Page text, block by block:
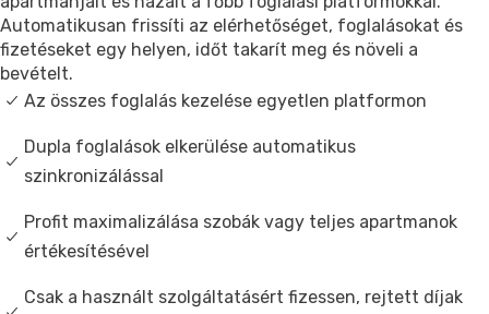
Kapcsolat
Támogatás
Automatikusan frissíti az elérhetőséget, foglalásokat és
fizetéseket egy helyen, időt takarít meg és növeli a
bevételt.
Az összes foglalás kezelése egyetlen platformon
Dupla foglalások elkerülése automatikus
szinkronizálással
Profit maximalizálása szobák vagy teljes apartmanok
értékesítésével
Csak a használt szolgáltatásért fizessen, rejtett díjak